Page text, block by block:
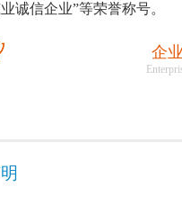
诚信企业”等荣誉称号。
企